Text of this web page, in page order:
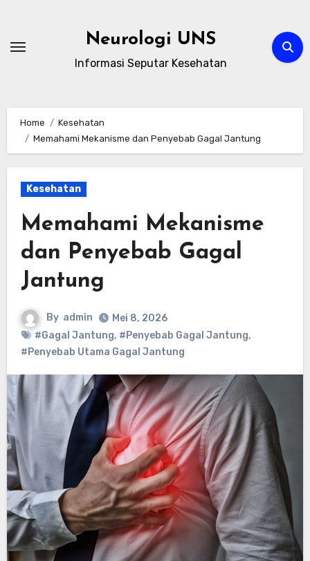
content
Neurologi UNS
Informasi Seputar Kesehatan
Home
Kesehatan
Memahami Mekanisme dan Penyebab Gagal Jantung
Kesehatan
Memahami Mekanisme
dan Penyebab Gagal
Jantung
By admin
Mei 8, 2026
#Gagal Jantung, #Penyebab Gagal Jantung,
#Penyebab Utama Gagal Jantung